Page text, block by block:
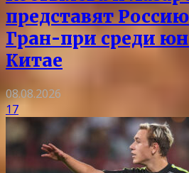
представят
Гран-при среди
Китае
08.08.2026
17